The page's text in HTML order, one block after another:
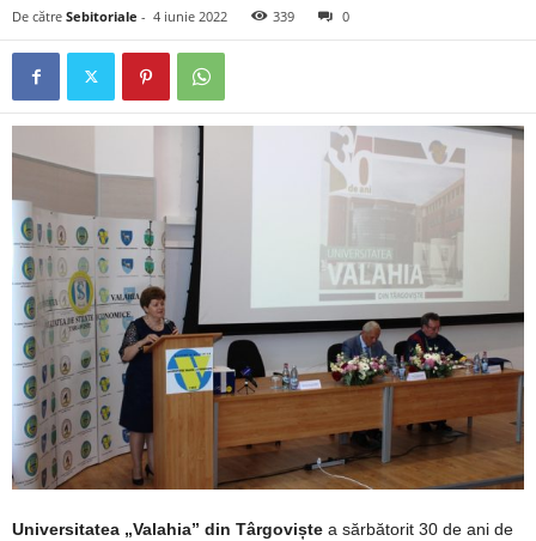
De către Sebitoriale - 4 iunie 2022 339 0
Universitatea „Valahia” din Târgoviște a sărbătorit 30 de ani de